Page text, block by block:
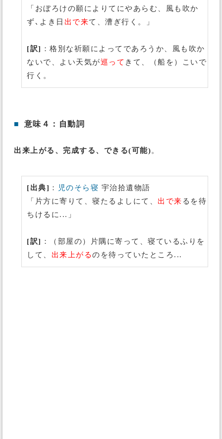
「おぼろけの願によりてにやあらむ、風も吹か
ず､よき日 出で来て、漕ぎ行く。」
[訳] ：格別な祈願によってであろうか、風も吹か
ないで、よい天気が巡って きて、（船を）こいで
行く。
■ 意味４：自動詞
出来上がる、完成する、できる(可能)。
[出典] ： 児のそら寝 宇治拾遺物語
「片方に寄りて、寝たるよしにて、 出で来 るを待
ちけるに...」
[訳] ：（部屋の）片隅に寄って、寝ているふりを
して、 出来上がるのを待っていたところ...